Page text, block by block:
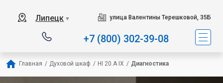
Липецк ▼ улица Валентины Терешковой, 35Б
+7 (800) 302-39-08
Главная / Духовой шкаф / HI 20.A IX / Диагностика